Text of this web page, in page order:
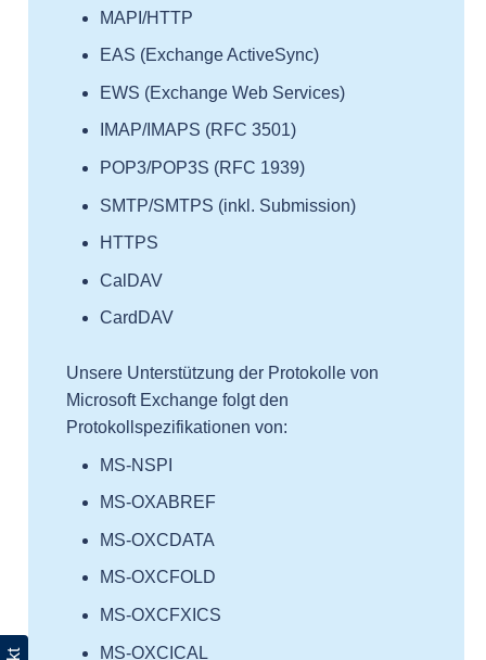
MAPI/HTTP
EAS (Exchange ActiveSync)
EWS (Exchange Web Services)
IMAP/IMAPS (RFC 3501)
POP3/POP3S (RFC 1939)
SMTP/SMTPS (inkl. Submission)
HTTPS
CalDAV
CardDAV
Unsere Unterstützung der Protokolle von
Microsoft Exchange folgt den
Protokollspezifikationen von:
MS-NSPI
MS-OXABREF
MS-OXCDATA
MS-OXCFOLD
MS-OXCFXICS
MS-OXCICAL